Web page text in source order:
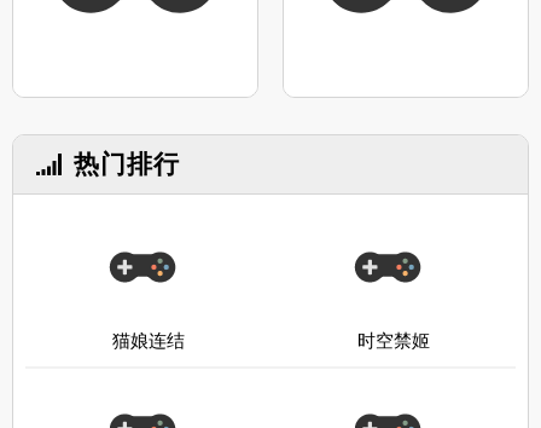
热门排行
猫娘连结 时空禁姬